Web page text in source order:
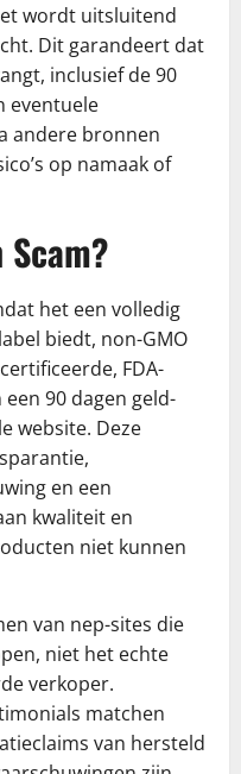
wordt uitsluitend
Dit garandeert dat
inclusief de 90
eventuele
andere bronnen
op namaak of
het een volledig
biedt, non-GMO
FDA-
90 dagen geld-
website. Deze
en een
kwaliteit en
niet kunnen
van nep-sites die
niet het echte
verkoper.
matchen
van hersteld